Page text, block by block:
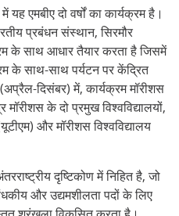
एमबीए दो वर्षों का कार्यक्रम है।
प्रबंधन संस्थान, सिरमौर
के साथ आधार तैयार करता है जिसमें
के साथ-साथ पर्यटन पर केंद्रित
दिसंबर) में, कार्यक्रम मॉरीशस
मॉरीशस के दो प्रमुख विश्वविद्यालयों,
और मॉरीशस विश्वविद्यालय
दृष्टिकोण में निहित है, जो
और उद्यमशीलता पदों के लिए